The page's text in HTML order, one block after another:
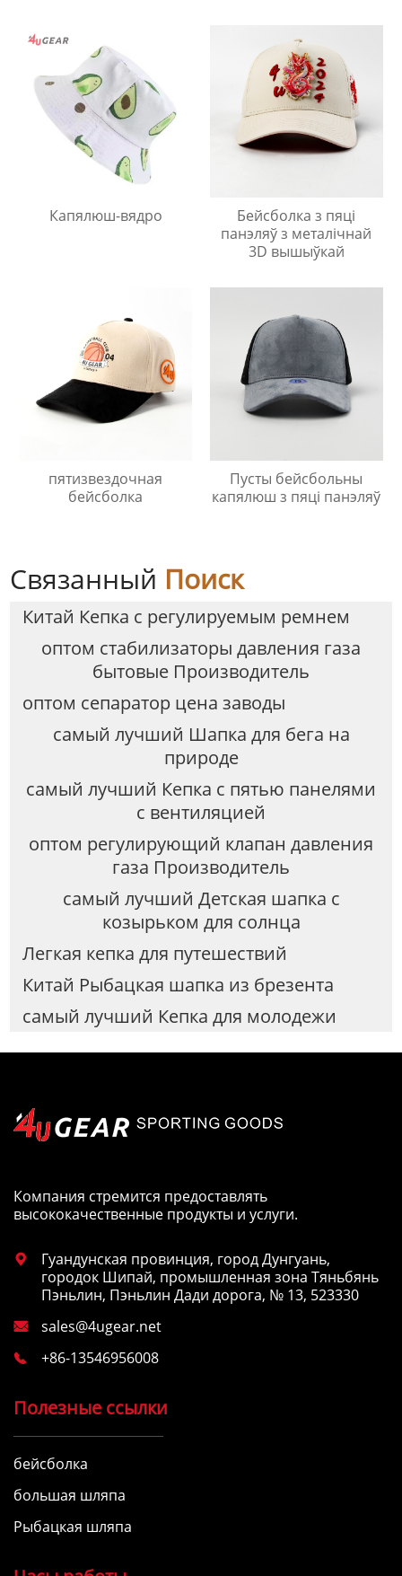
Капялюш-вядро
Бейсболка з пяці
панэляў з металічнай
3D вышыўкай
пятизвездочная
бейсболка
Пусты бейсбольны
капялюш з пяці панэляў
Связанный Поиск
Китай Кепка с регулируемым ремнем
оптом стабилизаторы давления газа
бытовые Производитель
оптом сепаратор цена заводы
самый лучший Шапка для бега на
природе
самый лучший Кепка с пятью панелями
с вентиляцией
оптом регулирующий клапан давления
газа Производитель
самый лучший Детская шапка с
козырьком для солнца
Легкая кепка для путешествий
Китай Рыбацкая шапка из брезента
самый лучший Кепка для молодежи
Компания стремится предоставлять
высококачественные продукты и услуги.

Гуандунская провинция, город Дунгуань,
городок Шипай, промышленная зона Тяньбянь
Пэньлин, Пэньлин Дади дорога, № 13, 523330
 sales@4ugear.net
 +86-13546956008
Полезные ссылки
бейсболка
большая шляпа
Рыбацкая шляпа